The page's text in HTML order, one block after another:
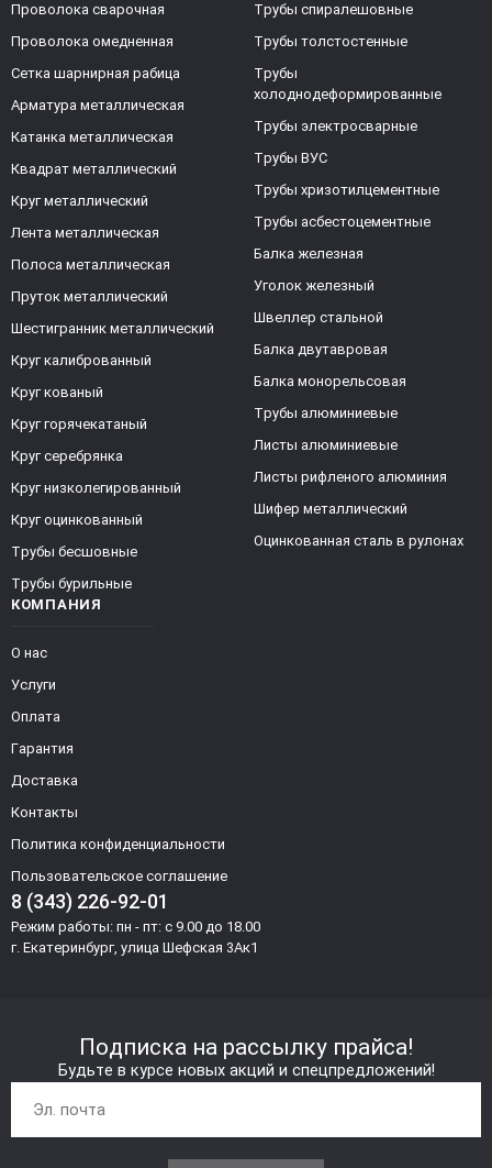
КОМПАНИЯ
О нас
Услуги
Оплата
Гарантия
Доставка
Контакты
Политика конфиденциальности
Пользовательское соглашение
8 (343) 226-92-01
Режим работы: пн - пт: с 9.00 до 18.00
г. Екатеринбург, улица Шефская 3Ак1
Проволока сварочная
Проволока омедненная
Сетка шарнирная рабица
Арматура металлическая
Катанка металлическая
Квадрат металлический
Круг металлический
Лента металлическая
Полоса металлическая
Пруток металлический
Шестигранник металлический
Круг калиброванный
Круг кованый
Круг горячекатаный
Круг серебрянка
Круг низколегированный
Круг оцинкованный
Трубы бесшовные
Трубы бурильные
Трубы спиралешовные
Трубы толстостенные
Трубы
холоднодеформированные
Трубы электросварные
Трубы ВУС
Трубы хризотилцементные
Трубы асбестоцементные
Балка железная
Уголок железный
Швеллер стальной
Балка двутавровая
Балка монорельсовая
Трубы алюминиевые
Листы алюминиевые
Листы рифленого алюминия
Шифер металлический
Оцинкованная сталь в рулонах
Подписка на рассылку прайса!
Будьте в курсе новых акций и спецпредложений!